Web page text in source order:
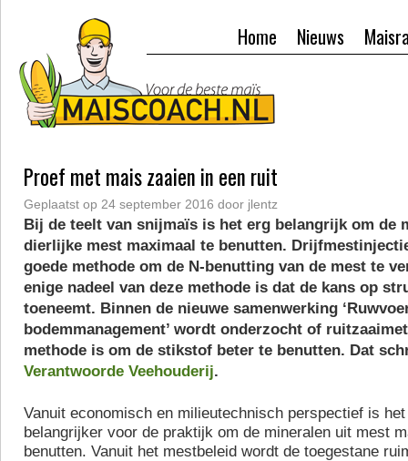
Nieuws
Home
Proef met mais zaaien in een ruit
Geplaatst op 24 september 2016 door jlentz
Bij de teelt van snijmaïs is het erg belangrijk om de
dierlijke mest maximaal te benutten.
goede methode om de N-benutting van de mest te
enige nadeel van deze methode is dat de kans op
toeneemt. Binnen de nieuwe samenwerking
bodemmanagement’ wordt onderzocht of
methode is om de stikstof beter te benutten. Dat
Verantwoorde Veehouderij.
Vanuit economisch en milieutechnisch perspectief is
belangrijker voor de praktijk om de mineralen uit mest
benutten. Vanuit het mestbeleid wordt de toegestane